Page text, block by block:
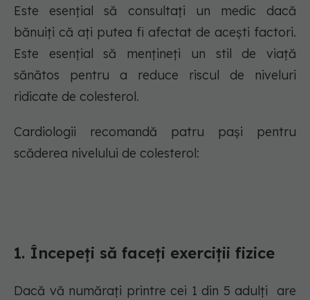
Este esențial să consultați un medic dacă
bănuiți că ați putea fi afectat de acești factori.
Este esențial să mențineți un stil de viață
sănătos pentru a reduce riscul de niveluri
ridicate de colesterol.
Cardiologii recomandă patru pași pentru
scăderea nivelului de colesterol:
1. Începeți să faceți exerciții fizice
Dacă vă numărați printre cei 1 din 5 adulți are